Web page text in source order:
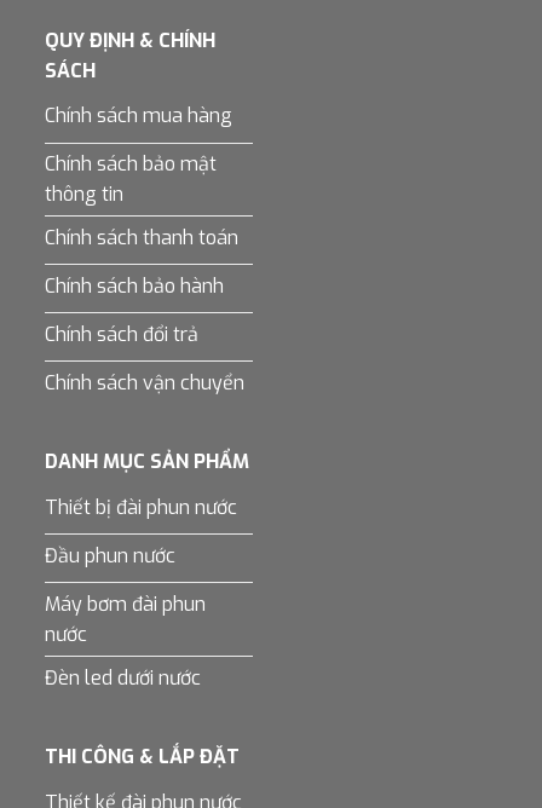
QUY ĐỊNH & CHÍNH
SÁCH
Chính sách mua hàng
Chính sách bảo mật
thông tin
Chính sách thanh toán
Chính sách bảo hành
Chính sách đổi trả
Chính sách vận chuyển
DANH MỤC SẢN PHẨM
Thiết bị đài phun nước
Đầu phun nước
Máy bơm đài phun
nước
Đèn led dưới nước
THI CÔNG & LẮP ĐẶT
Thiết kế đài phun nước